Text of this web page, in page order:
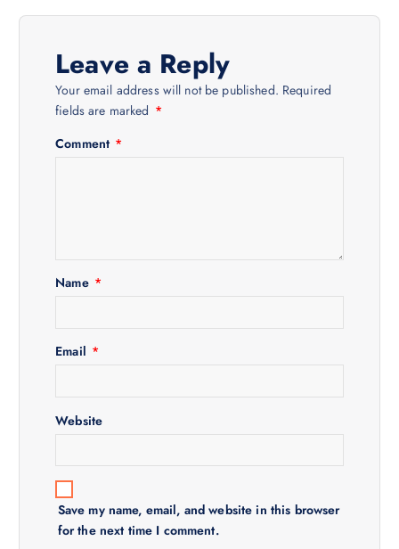
n
Leave a Reply
Your email address will not be published. Required
fields are marked *
Comment *
Name *
Email *
Website
Save my name, email, and website in this browser
for the next time I comment.